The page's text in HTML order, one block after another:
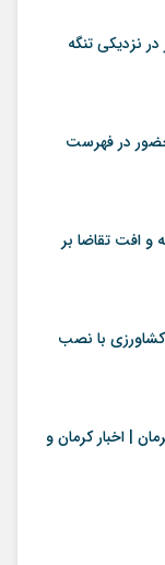
نزدیکی تنگه
حضور در فهرست
و افت تقاضا بر
با نصب
با بزرگای ۴.۶ در کرمان | اخبار کرمان و